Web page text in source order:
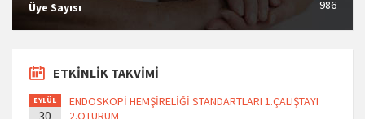
Üye Sayısı 986
ETKİNLİK TAKVİMİ
EYLÜL
30
ENDOSKOPİ HEMŞİRELİĞİ STANDARTLARI 1.ÇALIŞTAYI
2.OTURUM